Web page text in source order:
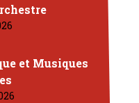
et Musiques